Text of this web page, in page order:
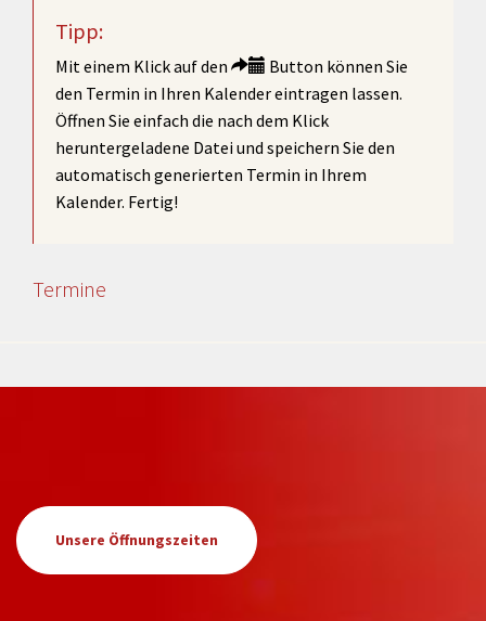
Tipp:
Mit einem Klick auf den
Button können Sie
den Termin in Ihren Kalender eintragen lassen.
Öffnen Sie einfach die nach dem Klick
heruntergeladene Datei und speichern Sie den
automatisch generierten Termin in Ihrem
Kalender. Fertig!
Termine
Unsere Öffnungszeiten